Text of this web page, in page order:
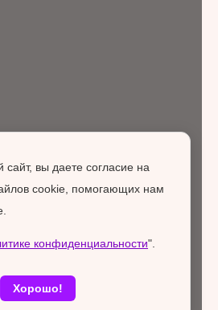
сайт, вы даете согласие на
cookie, помогающих нам
конфиденциальности".
Хорошо!